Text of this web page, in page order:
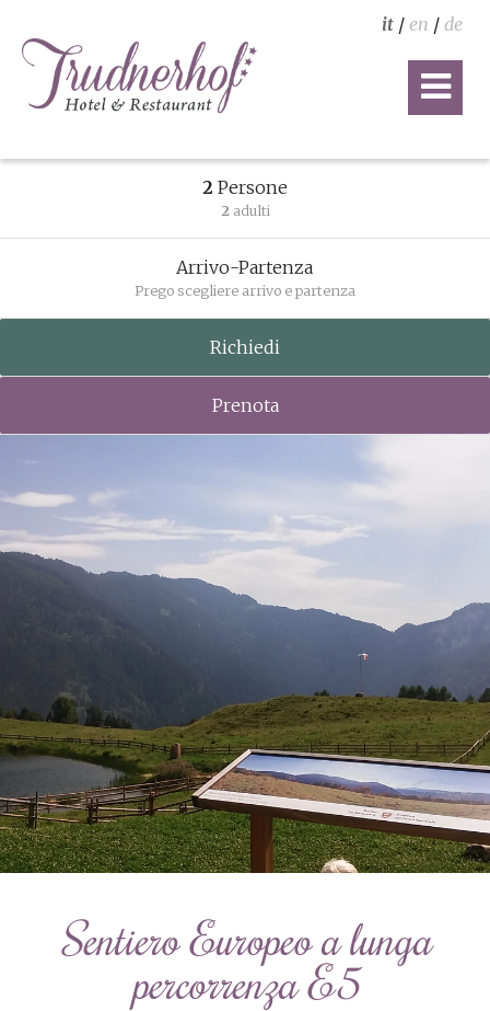
it / en / de
2 Persone
2 adulti
Arrivo-Partenza
Prego scegliere arrivo e partenza
Richiedi
Prenota
Sentiero Europeo a lunga
percorrenza E5